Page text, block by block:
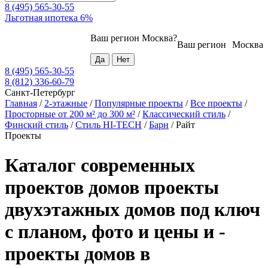
8 (495) 565-30-55
Льготная ипотека 6%
Москва
Ваш регион
Ваш регион Москва?
8 (495) 565-30-55
8 (812) 336-60-79
Санкт-Петербург
Главная / 2-этажные /Популярные проекты /Все проекты /
Просторные от 200 м² до 300 м² /Классический стиль /
Финский стиль /Стиль HI-TECH /Барн /Райт
Проекты
Каталог современных
проектов домов проекты
двухэтажных домов под ключ
с планом, фото и цены и -
проекты домов в